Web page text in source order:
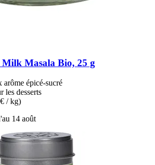
Milk Masala Bio, 25 g
arôme épicé-sucré
les desserts
/ kg)
14 août